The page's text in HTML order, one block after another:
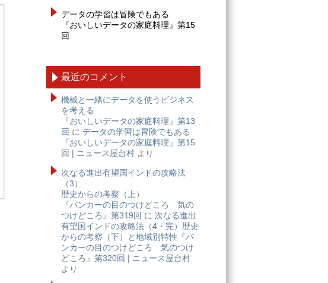
データの学習は冒険でもある
『おいしいデータの家庭料理』第15
回
最近のコメント
機械と一緒にデータを使うビジネス
を考える
『おいしいデータの家庭料理』第13
回 に データの学習は冒険でもある
『おいしいデータの家庭料理』第15
回 | ニュース屋台村 より
次なる進出有望国インドの攻略法
（3）
歴史からの考察（上）
『バンカーの目のつけどころ 気の
つけどころ』第319回 に 次なる進出
有望国インドの攻略法（4・完）歴史
からの考察（下）と地域別特性『バ
ンカーの目のつけどころ 気のつけ
どころ』第320回 | ニュース屋台村
より